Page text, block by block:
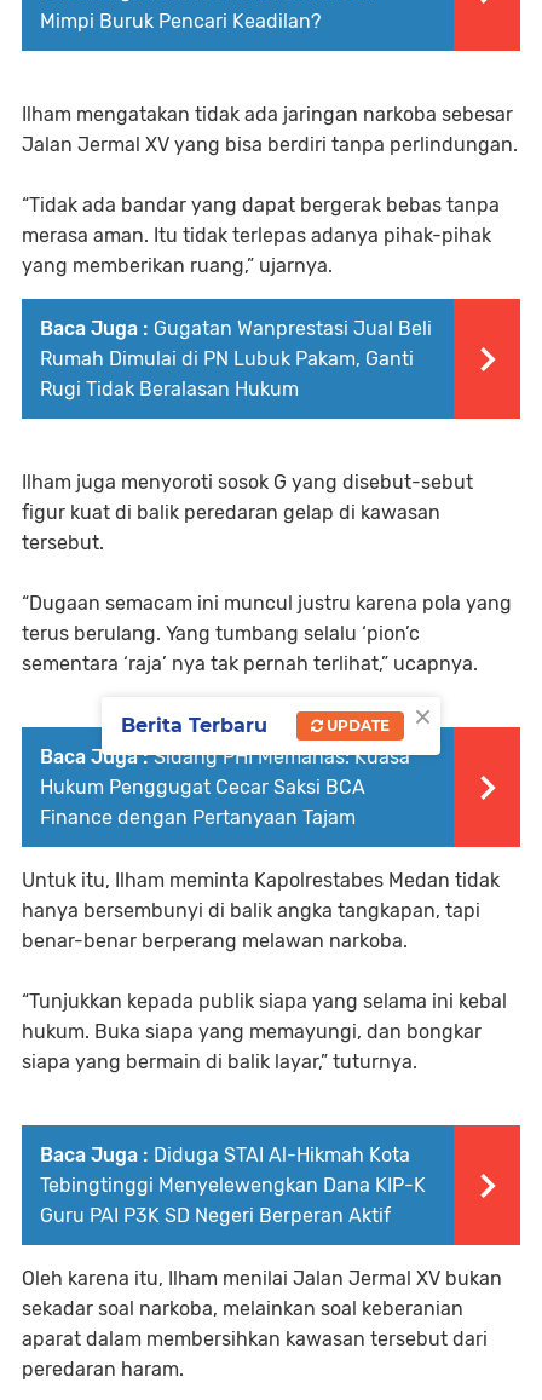
Mimpi Buruk Pencari Keadilan?
Ilham mengatakan tidak ada jaringan narkoba sebesar
Jalan Jermal XV yang bisa berdiri tanpa perlindungan.
“Tidak ada bandar yang dapat bergerak bebas tanpa
merasa aman. Itu tidak terlepas adanya pihak-pihak
yang memberikan ruang,” ujarnya.
Baca Juga : Gugatan Wanprestasi Jual Beli
Rumah Dimulai di PN Lubuk Pakam, Ganti
Rugi Tidak Beralasan Hukum
Ilham juga menyoroti sosok G yang disebut-sebut
figur kuat di balik peredaran gelap di kawasan
tersebut.
“Dugaan semacam ini muncul justru karena pola yang
terus berulang. Yang tumbang selalu ‘pion’c
sementara ‘raja’ nya tak pernah terlihat,” ucapnya.
Baca Juga : Sidang PHI Memanas: Kuasa
Hukum Penggugat Cecar Saksi BCA
Finance dengan Pertanyaan Tajam
Untuk itu, Ilham meminta Kapolrestabes Medan tidak
hanya bersembunyi di balik angka tangkapan, tapi
benar-benar berperang melawan narkoba.
“Tunjukkan kepada publik siapa yang selama ini kebal
hukum. Buka siapa yang memayungi, dan bongkar
siapa yang bermain di balik layar,” tuturnya.
Baca Juga : Diduga STAI Al-Hikmah Kota
Tebingtinggi Menyelewengkan Dana KIP-K
Guru PAI P3K SD Negeri Berperan Aktif
Oleh karena itu, Ilham menilai Jalan Jermal XV bukan
sekadar soal narkoba, melainkan soal keberanian
aparat dalam membersihkan kawasan tersebut dari
peredaran haram.
×
Berita Terbaru UPDATE